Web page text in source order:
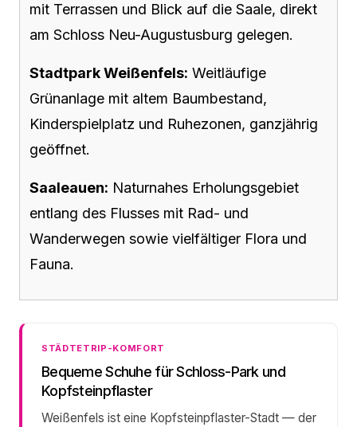
mit Terrassen und Blick auf die Saale, direkt
am Schloss Neu-Augustusburg gelegen.
Stadtpark Weißenfels: Weitläufige
Grünanlage mit altem Baumbestand,
Kinderspielplatz und Ruhezonen, ganzjährig
geöffnet.
Saaleauen: Naturnahes Erholungsgebiet
entlang des Flusses mit Rad- und
Wanderwegen sowie vielfältiger Flora und
Fauna.
STÄDTETRIP-KOMFORT
Bequeme Schuhe für Schloss-Park und
Kopfsteinpflaster
Weißenfels ist eine Kopfsteinpflaster-Stadt — der